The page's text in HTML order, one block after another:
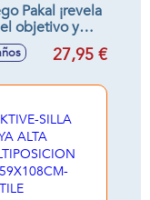
Pakal ¡revela
el objetivo y
los
símbolos!27,95 €